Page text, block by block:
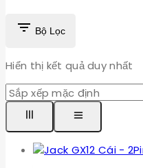
Bộ Lọc
Hiển thị kết quả duy nhất